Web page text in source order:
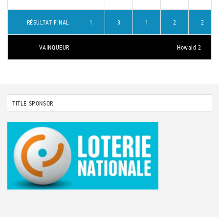
RÉSULTAT FINAL 1 3 1 2 2
VAINQUEUR Howald 2
TITLE SPONSOR